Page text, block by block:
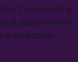
2 confermati e
di quarantena di
o molecolare